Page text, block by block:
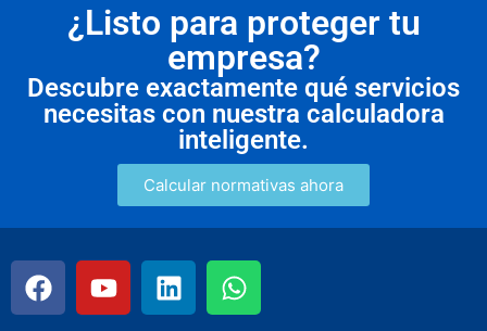
¿Listo para proteger tu
empresa?
Descubre exactamente qué servicios
necesitas con nuestra calculadora
inteligente.
Calcular normativas ahora